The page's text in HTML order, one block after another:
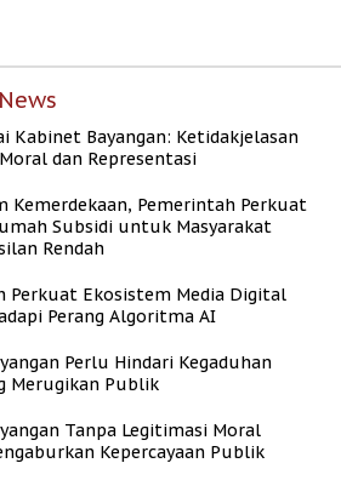
Kabinet Bayangan: Ketidakjelasan
dan Representasi
Kemerdekaan, Pemerintah Perkuat
Subsidi untuk Masyarakat
Rendah
Perkuat Ekosistem Media Digital
Perang Algoritma AI
Perlu Hindari Kegaduhan
Merugikan Publik
Tanpa Legitimasi Moral
Kepercayaan Publik